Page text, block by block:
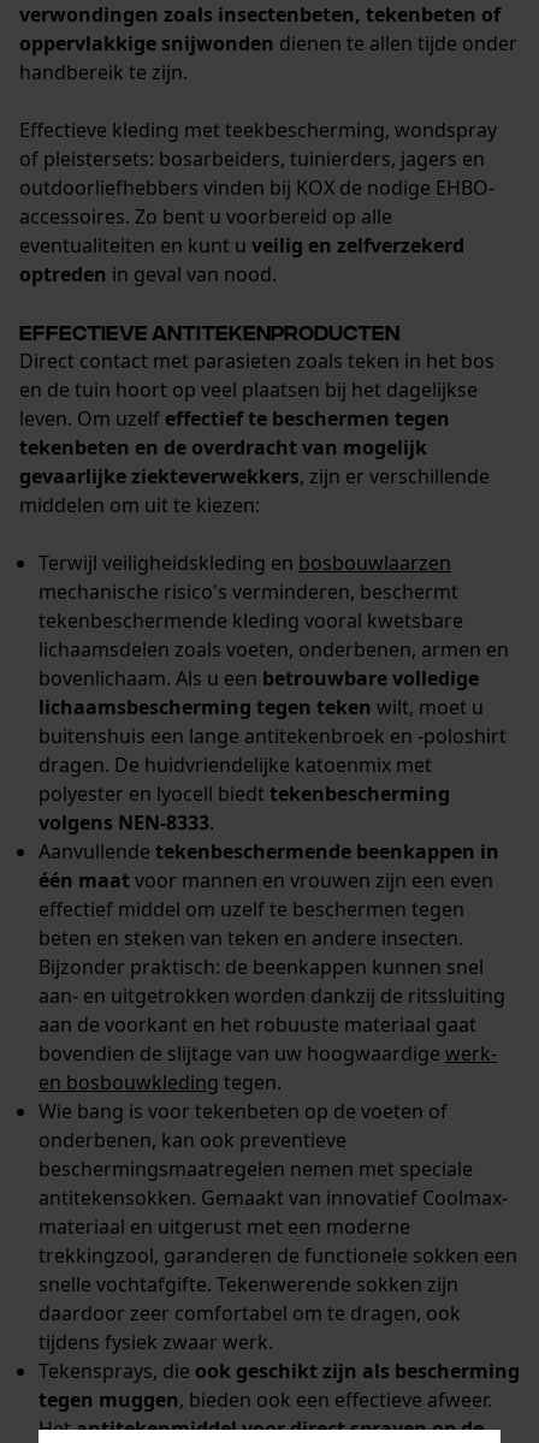
verwondingen zoals insectenbeten, tekenbeten of
oppervlakkige snijwonden dienen te allen tijde onder
handbereik te zijn.
Effectieve kleding met teekbescherming, wondspray
of pleistersets: bosarbeiders, tuinierders, jagers en
outdoorliefhebbers vinden bij KOX de nodige EHBO-
accessoires. Zo bent u voorbereid op alle
eventualiteiten en kunt u veilig en zelfverzekerd
optreden in geval van nood.
Effectieve antitekenproducten
Direct contact met parasieten zoals teken in het bos
en de tuin hoort op veel plaatsen bij het dagelijkse
leven. Om uzelf effectief te beschermen tegen
tekenbeten en de overdracht van mogelijk
gevaarlijke ziekteverwekkers, zijn er verschillende
middelen om uit te kiezen:
Terwijl veiligheidskleding en bosbouwlaarzen
mechanische risico's verminderen, beschermt
tekenbeschermende kleding vooral kwetsbare
lichaamsdelen zoals voeten, onderbenen, armen en
bovenlichaam. Als u een betrouwbare volledige
lichaamsbescherming tegen teken wilt, moet u
buitenshuis een lange antitekenbroek en -poloshirt
dragen. De huidvriendelijke katoenmix met
polyester en lyocell biedt tekenbescherming
volgens NEN-8333.
Aanvullende tekenbeschermende beenkappen in
één maatvoor mannen en vrouwen zijn een even
effectief middel om uzelf te beschermen tegen
beten en steken van teken en andere insecten.
Bijzonder praktisch: de beenkappen kunnen snel
aan- en uitgetrokken worden dankzij de ritssluiting
aan de voorkant en het robuuste materiaal gaat
bovendien de slijtage van uw hoogwaardige werk-
en bosbouwkleding tegen.
Wie bang is voor tekenbeten op de voeten of
onderbenen, kan ook preventieve
beschermingsmaatregelen nemen met speciale
antitekensokken. Gemaakt van innovatief Coolmax-
materiaal en uitgerust met een moderne
trekkingzool, garanderen de functionele sokken een
snelle vochtafgifte. Tekenwerende sokken zijn
daardoor zeer comfortabel om te dragen, ook
tijdens fysiek zwaar werk.
Tekensprays, die ook geschikt zijn als bescherming
tegen muggen, bieden ook een effectieve afweer.
Hetantitekenmiddel voor direct sprayen op de